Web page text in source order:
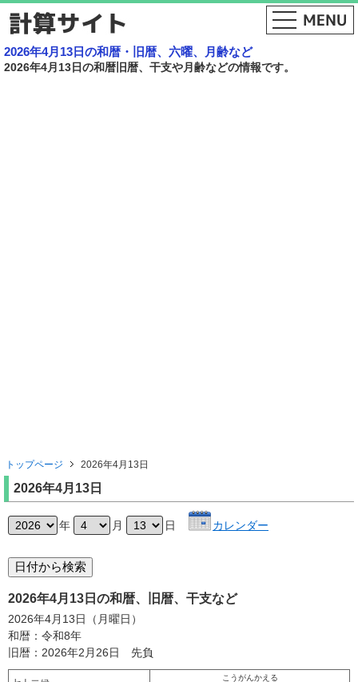
2026年4月13日の和暦・旧暦、六曜、月齢など
2026年4月13日の和暦旧暦、干支や月齢などの情報です。
トップページ 2026年4月13日
2026年4月13日
年 月 日 カレンダー
2026年4月13日の和暦、旧暦、干支など
2026年4月13日（月曜日）
和暦：令和8年
旧暦：2026年2月26日 先負
こうがんかえる